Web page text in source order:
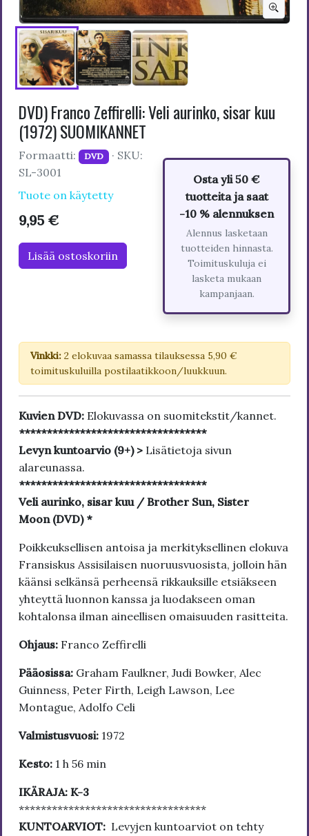
DVD) Franco Zeffirelli: Veli aurinko, sisar kuu
(1972) SUOMIKANNET
Formaatti: DVD · SKU:
SL-3001
Tuote on käytetty
9,95 €
Lisää ostoskoriin
Osta yli 50 €
tuotteita ja saat
-10 % alennuksen
Alennus lasketaan
tuotteiden hinnasta.
Toimituskuluja ei
lasketa mukaan
kampanjaan.
Vinkki: 2 elokuvaa samassa tilauksessa 5,90 €
toimituskuluilla postilaatikkoon/luukkuun.
Kuvien DVD: Elokuvassa on suomitekstit/kannet.
**********************************
Levyn kuntoarvio (9+) > Lisätietoja sivun
alareunassa.
**********************************
Veli aurinko, sisar kuu / Brother Sun, Sister
Moon (DVD) *
Poikkeuksellisen antoisa ja merkityksellinen elokuva
Fransiskus Assisilaisen nuoruusvuosista, jolloin hän
käänsi selkänsä perheensä rikkauksille etsiäkseen
yhteyttä luonnon kanssa ja luodakseen oman
kohtalonsa ilman aineellisen omaisuuden rasitteita.
Ohjaus: Franco Zeffirelli
Pääosissa: Graham Faulkner, Judi Bowker, Alec
Guinness, Peter Firth, Leigh Lawson, Lee
Montague, Adolfo Celi
Valmistusvuosi: 1972
Kesto: 1 h 56 min
IKÄRAJA: K-3
**********************************
KUNTOARVIOT: Levyjen kuntoarviot on tehty